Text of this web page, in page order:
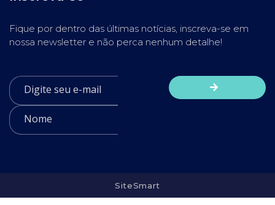
Fique por dentro das últimas notícias, inscreva-se em
nossa newsletter e não perca nenhum detalhe!
SiteSmart